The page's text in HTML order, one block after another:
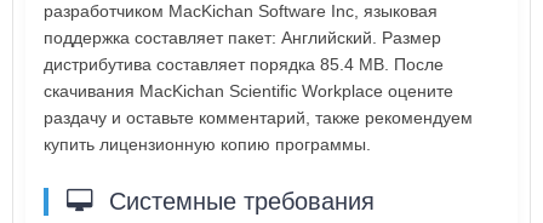
разработчиком MacKichan Software Inc, языковая
поддержка составляет пакет: Английский. Размер
дистрибутива составляет порядка 85.4 MB. После
скачивания MacKichan Scientific Workplace оцените
раздачу и оставьте комментарий, также рекомендуем
купить лицензионную копию программы.
Системные требования